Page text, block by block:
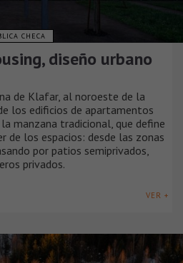
CHECA
diseño urbano
de Klafar, al noroeste de la
los edificios de apartamentos
manzana tradicional, que define
de los espacios: desde las zonas
por patios semiprivados,
privados.
VER +